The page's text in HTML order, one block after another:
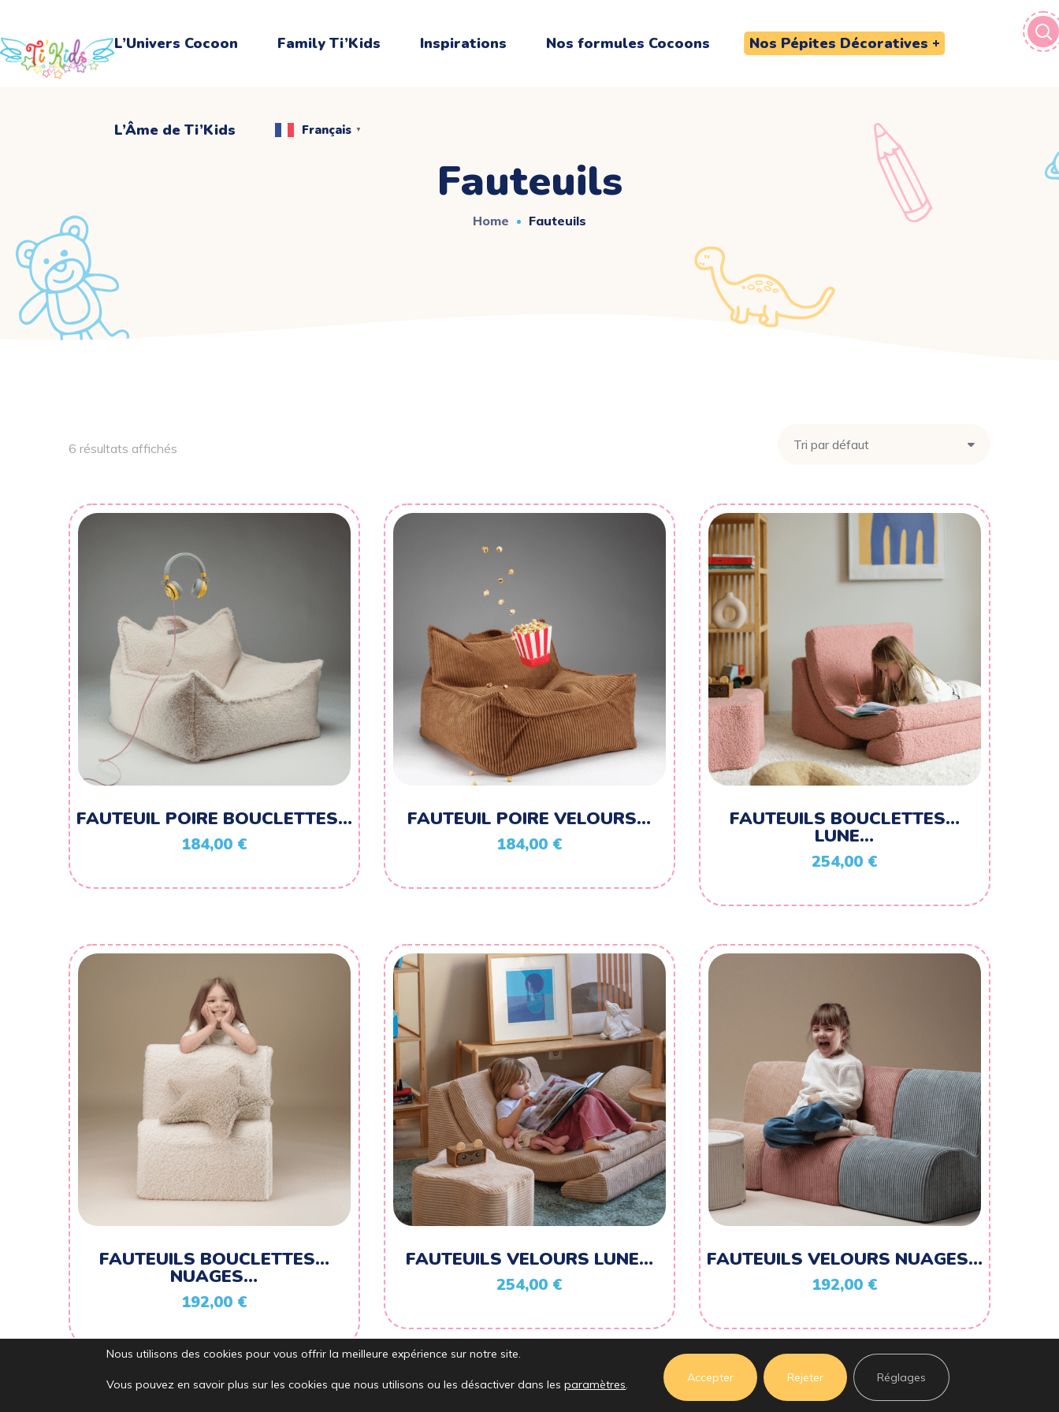
L’Univers Cocoon Family Ti’Kids Inspirations Nos formules Cocoons Nos Pépites Décoratives
L’Âme de Ti’Kids Français ▼
L’Âme de Ti’Kids Français ▼
Fauteuils
Home Fauteuils
6 résultats affichés
FAUTEUIL POIRE BOUCLETTES…
184,00 €
FAUTEUIL POIRE VELOURS…
184,00 €
FAUTEUILS BOUCLETTES…
LUNE…
254,00 €
FAUTEUILS BOUCLETTES…
NUAGES…
192,00 €
FAUTEUILS VELOURS LUNE…
254,00 €
FAUTEUILS VELOURS NUAGES…
192,00 €
Nous utilisons des cookies pour vous offrir la meilleure expérience sur notre site.
Vous pouvez en savoir plus sur les cookies que nous utilisons ou les désactiver dans lesparamètres. Accepter Rejeter Réglages